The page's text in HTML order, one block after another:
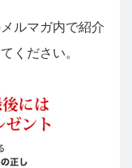
ルマガ内で紹介
ください。